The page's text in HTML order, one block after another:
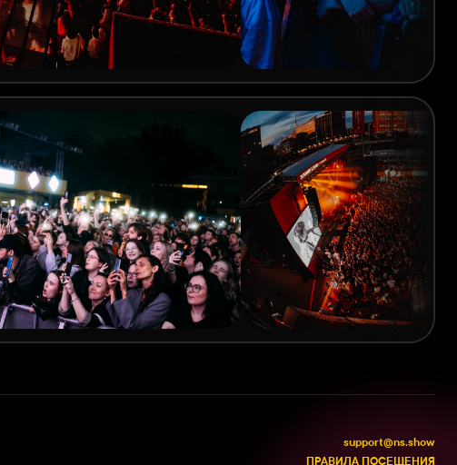
support@ns.show
ПРАВИЛА ПОСЕЩЕНИЯ